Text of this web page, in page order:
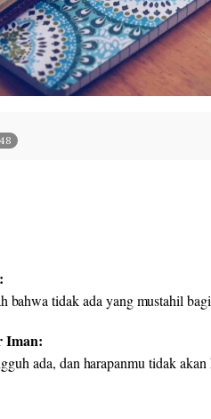
bahwa tidak ada yang mustahil
Iman:
ada, dan harapanmu tidak akan